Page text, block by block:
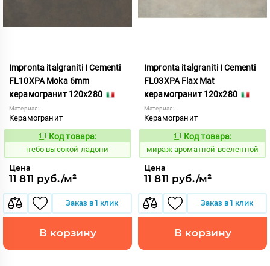
Impronta italgraniti I Cementi
FL10XPA Moka 6mm
керамогранит 120x280
Материал:
Керамогранит
1111417
Код товара:
небо высокой ладони
Цена
11 811 руб./м²
Заказ в 1 клик
В корзину
Impronta italgraniti I Cementi
FL03XPA Flax Mat
керамогранит 120x280
Материал:
Керамогранит
984638
Код товара:
мираж ароматной вселенной
Цена
11 811 руб./м²
Заказ в 1 клик
В корзину